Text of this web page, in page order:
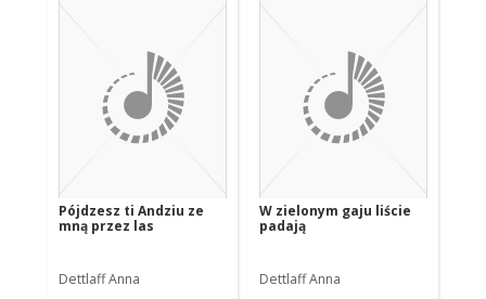
Pójdzesz ti Andziu ze
mną przez las
Dettlaff Anna
W zielonym gaju liście
padają
Dettlaff Anna